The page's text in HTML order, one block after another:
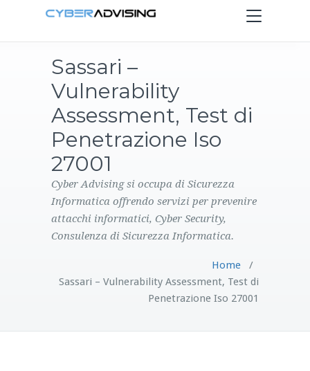
Toggle
navigation
PRODOTTI
CONTATTI
Sassari –
Vulnerability
Assessment, Test di
Penetrazione Iso
27001
Cyber Advising si occupa di Sicurezza
Informatica offrendo servizi per prevenire
attacchi informatici, Cyber Security,
Consulenza di Sicurezza Informatica.
Home/
Sassari – Vulnerability Assessment, Test di
Penetrazione Iso 27001